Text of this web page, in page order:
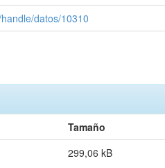
datos/10310
Tamaño
299,06 kB